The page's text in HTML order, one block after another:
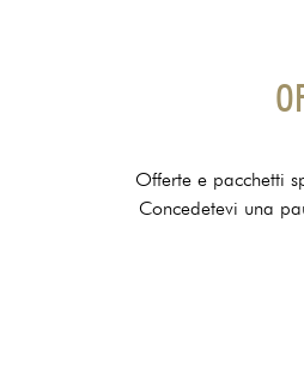
Offerte e pacchetti
Concedetevi una